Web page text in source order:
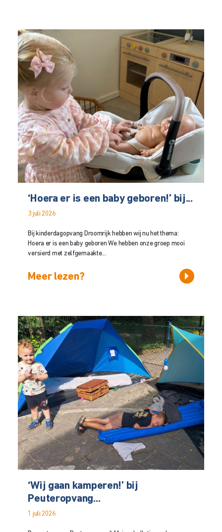
‘Hoera er is een baby geboren!’ bij...
3 juli 2026
Bij kinderdagopvang Droomrijk hebben wij nu het thema:
Hoera er is een baby geboren We hebben onze groep mooi
versierd met zelfgemaakte...
Meer lezen?
‘Wij gaan kamperen!’ bij
Peuteropvang...
1 juli 2026